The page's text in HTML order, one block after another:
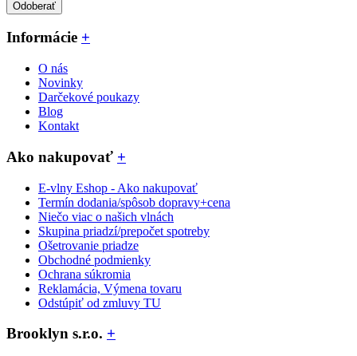
Odoberať
Informácie +
O nás
Novinky
Darčekové poukazy
Blog
Kontakt
Ako nakupovať +
E-vlny Eshop - Ako nakupovať
Termín dodania/spôsob dopravy+cena
Niečo viac o našich vlnách
Skupina priadzí/prepočet spotreby
Ošetrovanie priadze
Obchodné podmienky
Ochrana súkromia
Reklamácia, Výmena tovaru
Odstúpiť od zmluvy TU
Brooklyn s.r.o. +